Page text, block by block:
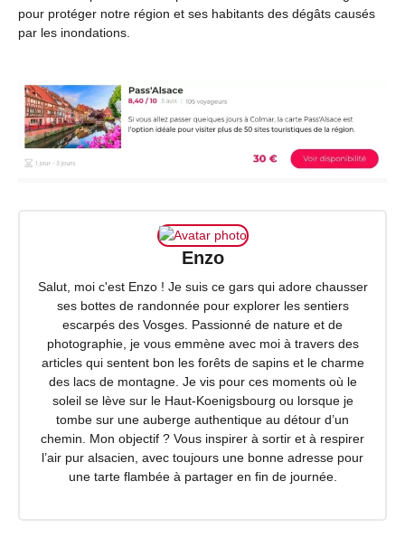
pour protéger notre région et ses habitants des dégâts causés
par les inondations.
Enzo
Salut, moi c'est Enzo ! Je suis ce gars qui adore chausser
ses bottes de randonnée pour explorer les sentiers
escarpés des Vosges. Passionné de nature et de
photographie, je vous emmène avec moi à travers des
articles qui sentent bon les forêts de sapins et le charme
des lacs de montagne. Je vis pour ces moments où le
soleil se lève sur le Haut-Koenigsbourg ou lorsque je
tombe sur une auberge authentique au détour d’un
chemin. Mon objectif ? Vous inspirer à sortir et à respirer
l’air pur alsacien, avec toujours une bonne adresse pour
une tarte flambée à partager en fin de journée.